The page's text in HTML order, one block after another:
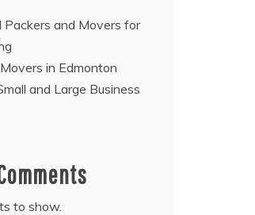
Packers and Movers for
in Edmonton
and Large Business
to show.